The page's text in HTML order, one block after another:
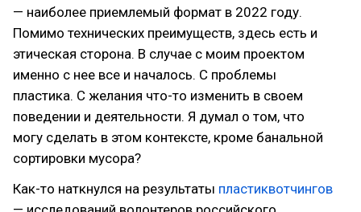
— наиболее приемлемый формат в 2022 году.
Помимо технических преимуществ, здесь есть и
этическая сторона. В случае с моим проектом
именно с нее все и началось. С проблемы
пластика. С желания что-то изменить в своем
поведении и деятельности. Я думал о том, что
могу сделать в этом контексте, кроме банальной
сортировки мусора?
Как-то наткнулся на результаты пластиквотчингов